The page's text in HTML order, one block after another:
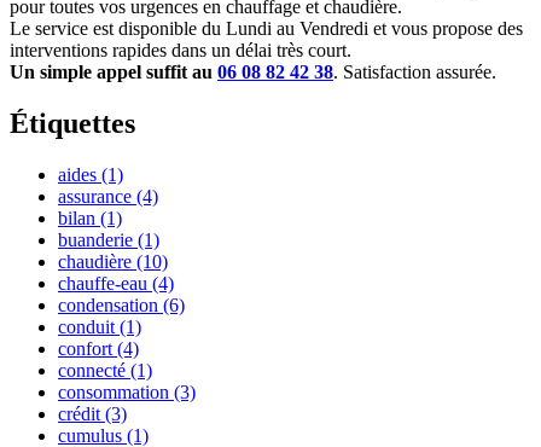
pour toutes vos urgences en chauffage et chaudière.
Le service est disponible du Lundi au Vendredi et vous propose des
interventions rapides dans un délai très court.
Un simple appel suffit au 06 08 82 42 38. Satisfaction assurée.
Étiquettes
aides (1)
assurance (4)
bilan (1)
buanderie (1)
chaudière (10)
chauffe-eau (4)
condensation (6)
conduit (1)
confort (4)
connecté (1)
consommation (3)
crédit (3)
cumulus (1)